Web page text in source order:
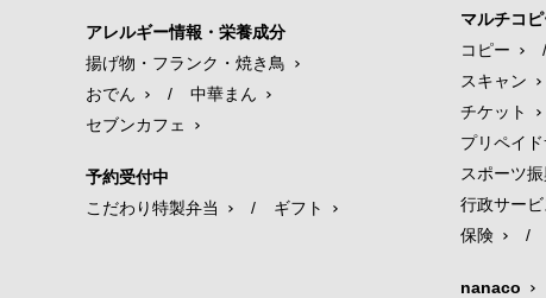
アレルギー情報・栄養成分
揚げ物・フランク・焼き鳥
おでん
/
中華まん
セブンカフェ
予約受付中
こだわり特製弁当
/ ギフト
マルチコ
コピー
/
スキャン
チケット
プリペイ
スポーツ
行政サービ
保険
/
nanaco